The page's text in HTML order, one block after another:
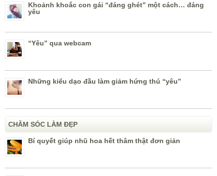
Khoảnh khoắc con gái “đáng ghét” một cách… đáng
yêu
“Yêu” qua webcam
Những kiểu dạo đầu làm giảm hứng thú “yêu”
CHĂM SÓC LÀM ĐẸP
Bí quyết giúp nhũ hoa hết thâm thật đơn giản